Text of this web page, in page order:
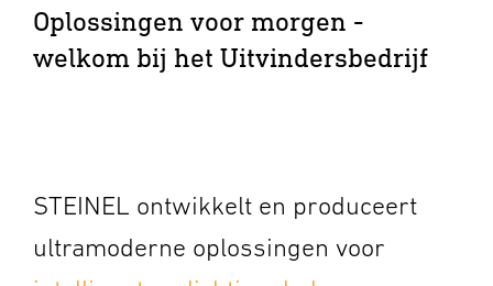
Oplossingen voor morgen -
welkom bij het Uitvindersbedrijf
STEINEL ontwikkelt en produceert
ultramoderne oplossingen voor